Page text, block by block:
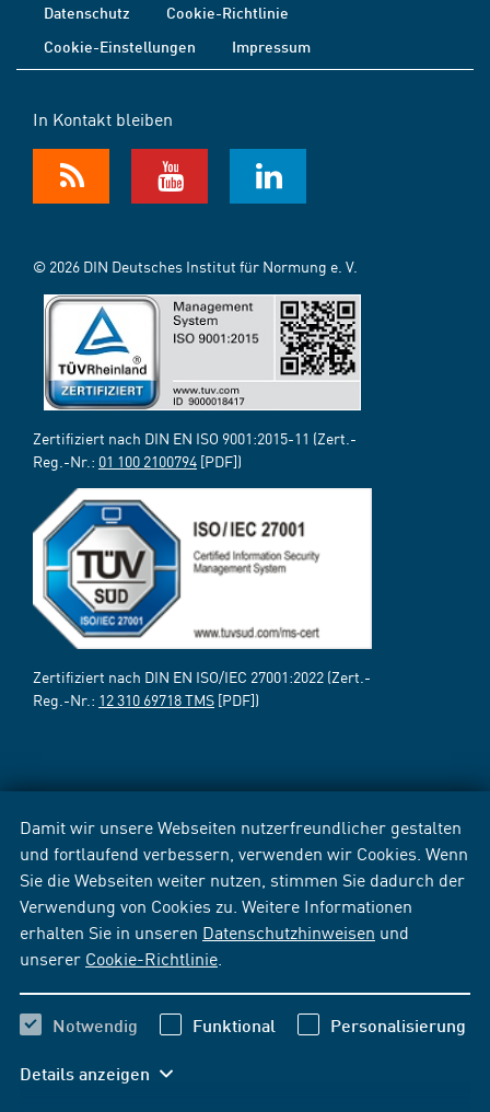
Damit wir unsere Webseiten nutzerfreundlicher gestalten
und fortlaufend verbessern, verwenden wir Cookies. Wenn
Sie die Webseiten weiter nutzen, stimmen Sie dadurch der
Verwendung von Cookies zu. Weitere Informationen
erhalten Sie in unseren Datenschutzhinweisen und
unserer Cookie-Richtlinie
Notwendig Funktional Personalisierung
Details anzeigen
Datenschutz
Cookie-Richtlinie
Cookie-Einstellungen
Impressum
In Kontakt bleiben
© 2026 DIN Deutsches Institut für Normung e. V.
Zertifiziert nach DIN EN ISO 9001:2015-11 (Zert.-
Reg.-Nr.: 01 100 2100794 [PDF])
Zertifiziert nach DIN EN ISO/IEC 27001:2022 (Zert.-
Reg.-Nr.: 12 310 69718 TMS [PDF])